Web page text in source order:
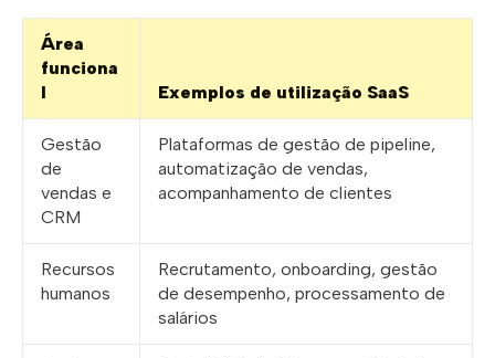
Área
funciona
l
Exemplos de utilização SaaS
Gestão
de
vendas e
CRM
Plataformas de gestão de pipeline,
automatização de vendas,
acompanhamento de clientes
Recursos
humanos
Recrutamento, onboarding, gestão
de desempenho, processamento de
salários